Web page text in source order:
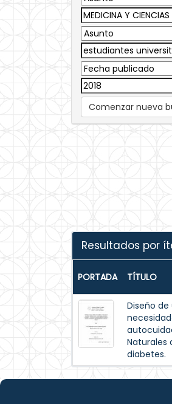
Comenzar nueva
Resultados por
PORTADA TÍTULO
Diseño
Naturales
diabetes.